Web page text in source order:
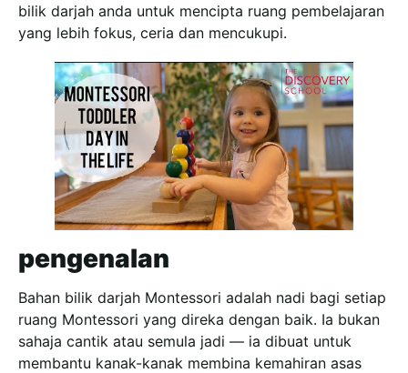
bilik darjah anda untuk mencipta ruang pembelajaran
yang lebih fokus, ceria dan mencukupi.
pengenalan
Bahan bilik darjah Montessori adalah nadi bagi setiap
ruang Montessori yang direka dengan baik. Ia bukan
sahaja cantik atau semula jadi — ia dibuat untuk
membantu kanak-kanak membina kemahiran asas